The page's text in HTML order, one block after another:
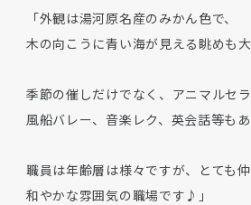
「外観は湯河原名産のみかん色で、
木の向こうに青い海が見える眺めも
季節の催しだけでなく、アニマルセ
風船バレー、音楽レク、英会話等もあ
職員は年齢層は様々ですが、とても仲
和やかな雰囲気の職場です♪」